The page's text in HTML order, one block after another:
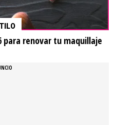
para renovar tu maquillaje